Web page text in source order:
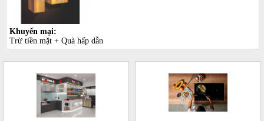
Khuyến mại:
Trừ tiền mặt + Quà hấp dẫn